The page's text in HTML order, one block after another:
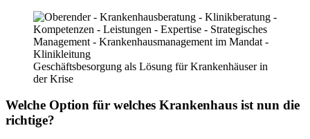
Geschäftsbesorgung als Lösung für Krankenhäuser in
der Krise
Welche Option für welches Krankenhaus ist nun die
richtige?